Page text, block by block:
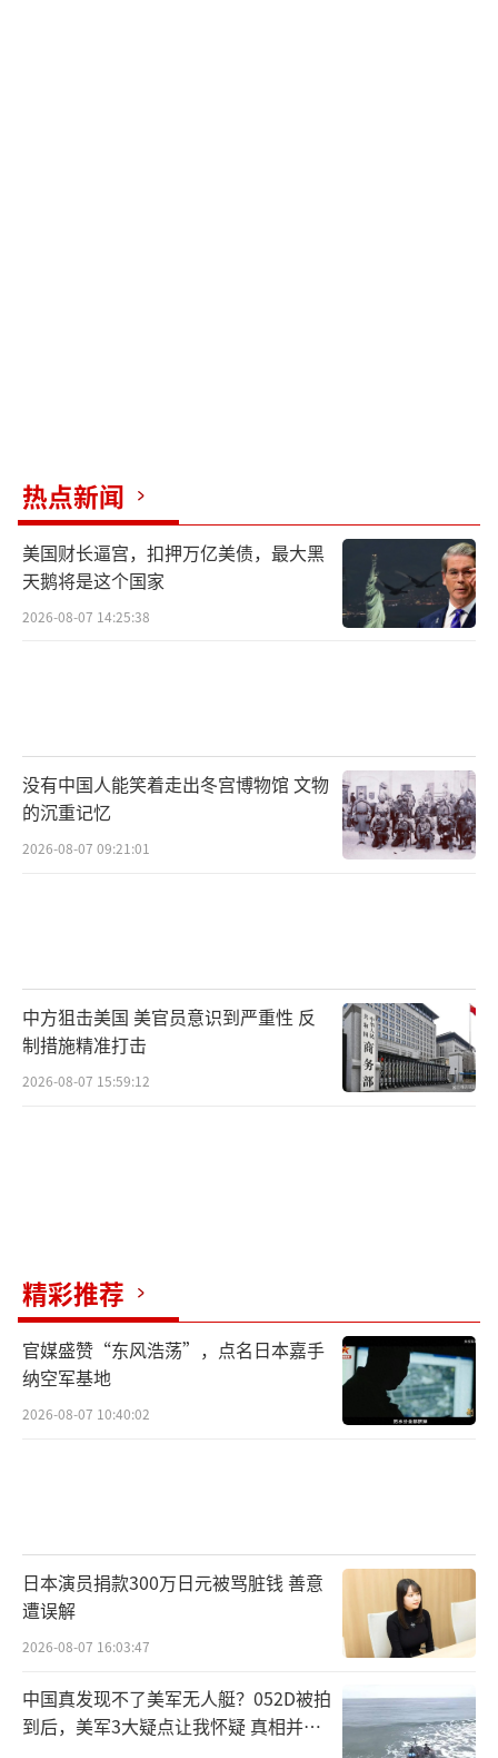
热点新闻
美国财长逼宫，扣押万亿美债，最大黑
天鹅将是这个国家
2026-08-07 14:25:38
没有中国人能笑着走出冬宫博物馆 文物
的沉重记忆
2026-08-07 09:21:01
中方狙击美国 美官员意识到严重性 反
制措施精准打击
2026-08-07 15:59:12
精彩推荐
官媒盛赞“东风浩荡”，点名日本嘉手
纳空军基地
2026-08-07 10:40:02
日本演员捐款300万日元被骂脏钱 善意
遭误解
2026-08-07 16:03:47
中国真发现不了美军无人艇？052D被拍
到后，美军3大疑点让我怀疑 真相并非